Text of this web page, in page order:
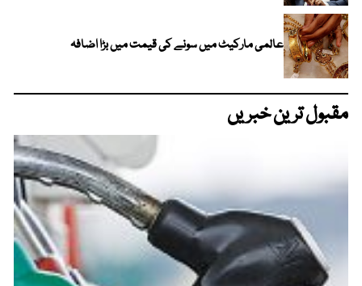
عالمی مارکیٹ میں سونے کی قیمت میں بڑا اضافہ
مقبول ترین خبریں